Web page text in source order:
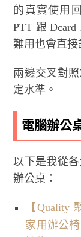
的真實使用
PTT 跟
難用也會直接
兩邊交叉對
定水準。
電腦辦公
以下是我從
辦公桌：
【Quality
家用辦公